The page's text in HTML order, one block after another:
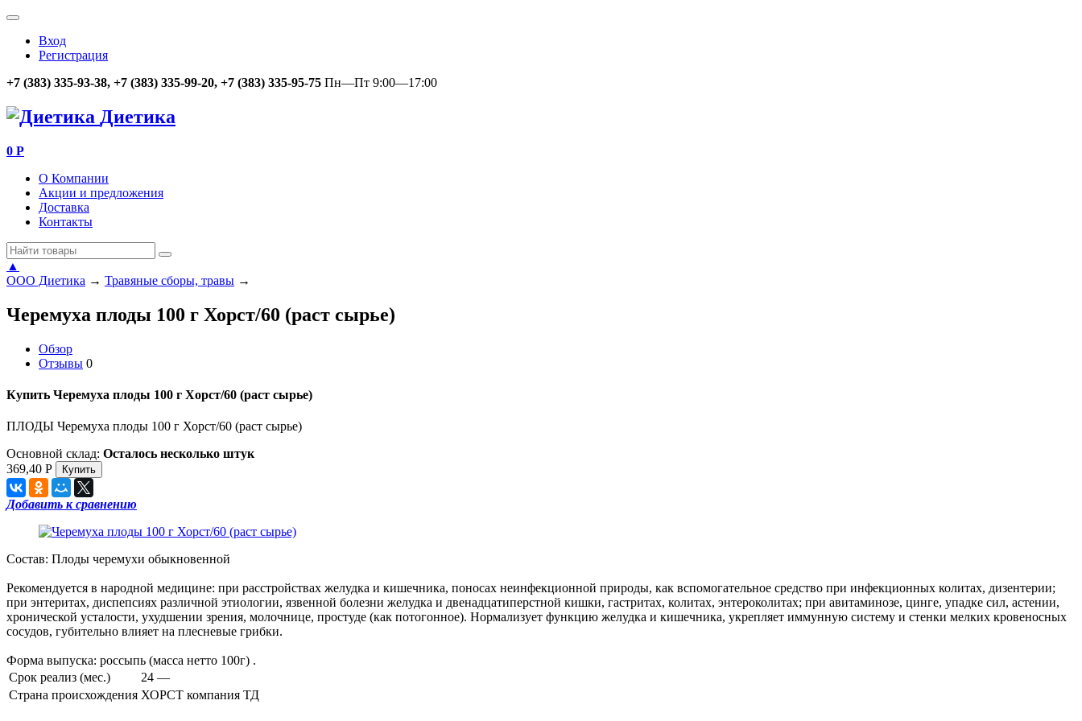
Вход
Регистрация
+7 (383) 335-93-38, +7 (383) 335-99-20, +7 (383) 335-95-75 Пн—Пт 9:00—17:00
Диетика
0 Р
О Компании
Акции и предложения
Доставка
Контакты
▲
ООО Диетика → Травяные сборы, травы →
Черемуха плоды 100 г Хорст/60 (раст сырье)
Обзор
Отзывы 0
Купить Черемуха плоды 100 г Хорст/60 (раст сырье)
ПЛОДЫ Черемуха плоды 100 г Хорст/60 (раст сырье)
Основной склад: Осталось несколько штук
369,40 Р
Добавить к сравнению
Состав: Плоды черемухи обыкновенной
Рекомендуется в народной медицине: при расстройствах желудка и кишечника, поносах неинфекционной природы, как вспомогательное средство при инфекционных колитах, дизентерии;
при энтеритах, диспепсиях различной этиологии, язвенной болезни желудка и двенадцатиперстной кишки, гастритах, колитах, энтероколитах; при авитаминозе, цинге, упадке сил, астении,
хронической усталости, ухудшении зрения, молочнице, простуде (как потогонное). Нормализует функцию желудка и кишечника, укрепляет иммунную систему и стенки мелких кровеносных
сосудов, губительно влияет на плесневые грибки.
Форма выпуска: россыпь (масса нетто 100г) .
Срок реализ (мес.)
24 —
Страна происхождения ХОРСТ компания ТД